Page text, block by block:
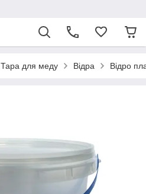
Тара для меду Відра Відро